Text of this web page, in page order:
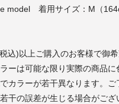
model 着用サイズ：M（
込)以上ご購入のお客様で御
ラーは可能な限り実際の商品
カラーが若干異なります。ご
干の誤差が生じる場合がござ